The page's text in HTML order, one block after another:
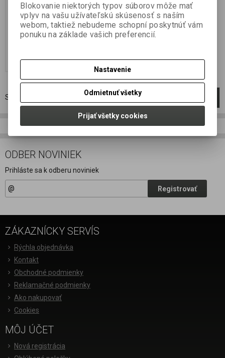
zapékanou TTX kukuřici. Součástí
je samozřejmě i kvalitní sladidlo a
nádherně...
5,99 EUR
Pridať do košíka
Strana záznamov
ODBER NOVINIEK
Prihláste sa k odberu noviniek
Registrovať
ZÁKAZNÍCKY SERVÍS
Rýchla objednávka
Kontakt
Obchodné podmienky
Reklamačné podmienky
Ako nakupovať
Cookies
MÔJ ÚČET
Nová registrácia
Blokovanie niektorých typov súborov môže mať
vplyv na vašu užívateľskú skúsenosť s naším
webom, taktiež nebudeme schopní poskytnúť vám
ponuku na základe vašich preferencií.
Nastavenie
Odmietnuť všetky
Prijať všetky cookies